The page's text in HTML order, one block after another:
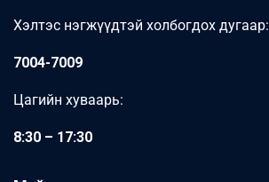
Хэлтэс нэгжүүдтэй холбогдох дугаар:
7004-7009
Цагийн хуваарь:
8:30 – 17:30